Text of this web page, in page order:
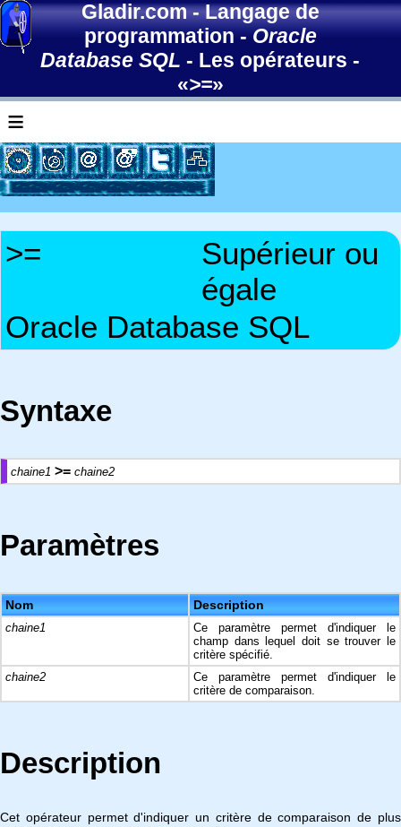
Gladir.com-Langage de
programmation-Oracle
Database SQL - Les opérateurs -
«>=»
≡
>=
Supérieur ou
égale
Oracle Database SQL
Syntaxe
chaine1 >= chaine2
Paramètres
Nom Description
chaine1
Ce paramètre permet d'indiquer le
champ dans lequel doit se trouver le
critère spécifié.
chaine2
Ce paramètre permet d'indiquer le
critère de comparaison.
Description
Cet opérateur permet d'indiquer un critère de comparaison de plus